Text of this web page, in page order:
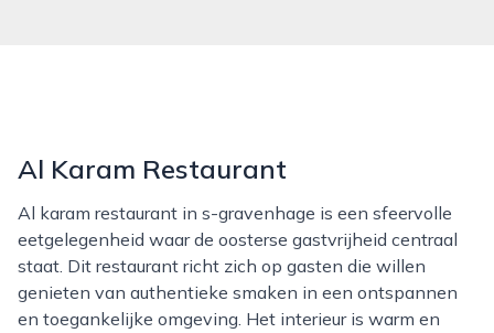
Al Karam Restaurant
Al karam restaurant in s-gravenhage is een sfeervolle
eetgelegenheid waar de oosterse gastvrijheid centraal
staat. Dit restaurant richt zich op gasten die willen
genieten van authentieke smaken in een ontspannen
en toegankelijke omgeving. Het interieur is warm en